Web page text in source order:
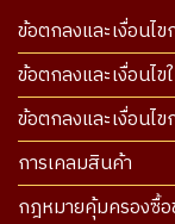
ข้อตกลงและเงื่อนไ
ข้อตกลงและเงื่อนไ
ข้อตกลงและเงื่อนไ
การเคลมสินค้า
กฎหมายคุ้มครองซื้อ